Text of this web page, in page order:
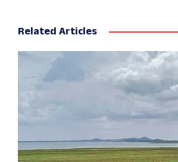
Related Articles